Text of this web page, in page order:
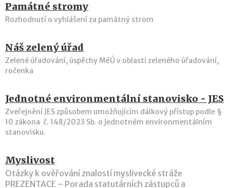
Památné stromy
Rozhodnutí o vyhlášení za památný strom
Náš zelený úřad
Zelené úřadování, úspěchy MěÚ v oblasti zeleného úřadování,
ročenka
Jednotné environmentální stanovisko - JES
Zveřejnění JES způsobem umožňujícím dálkový přístup podle §
10 zákona č. 148/2023 Sb. o jednotném environmentálním
stanovisku.
Myslivost
Otázky k ověřování znalostí myslivecké stráže
PREZENTACE – Porada statutárních zástupců a